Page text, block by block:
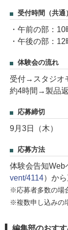
受付時間（共通
・午前の部：
・午後の部：
体験会の流れ
受付→スタジオ
約4時間→製品
応募締切
9月3日（木）
応募方法
体験会告知Web
vent/4114）か
※応募者多数の場
※複数申し込みの
編集部のおす